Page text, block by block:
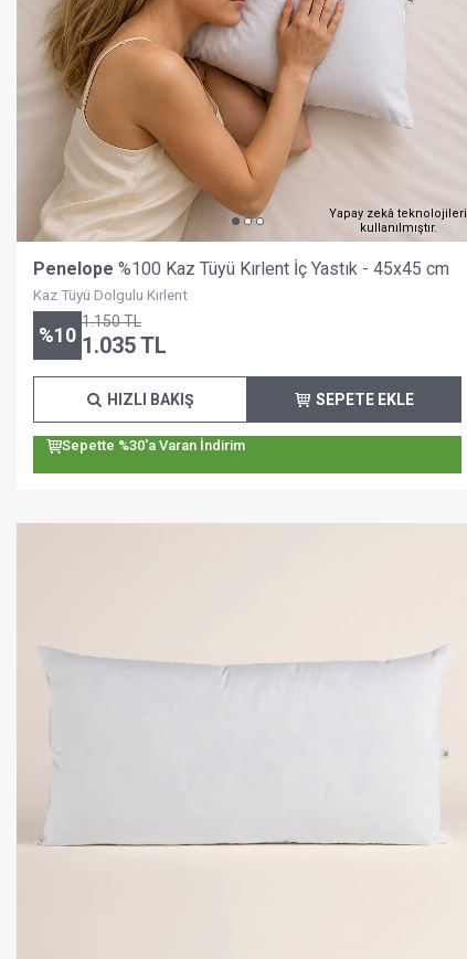
Yapay zekâ teknolojileri
kullanılmıştır.
Penelope %100 Kaz Tüyü Kırlent İç Yastık - 45x45 cm
Kaz Tüyü Dolgulu Kırlent
%10
1.150TL
1.035TL
SEPETE EKLE
HIZLI BAKIŞ
Sepette %30'a Varan İndirim